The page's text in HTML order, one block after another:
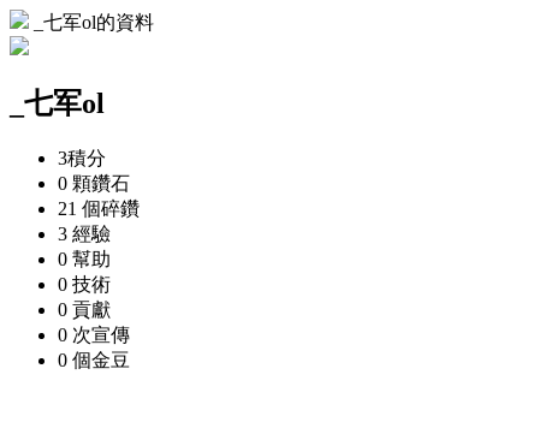
_七军ol的資料
_七军ol
3積分
0 顆鑽石
21 個碎鑽
3 經驗
0 幫助
0 技術
0 貢獻
0 次宣傳
0 個金豆